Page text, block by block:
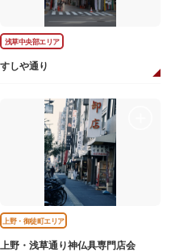
浅草中央部エリア
すしや通り
上野・御徒町エリア
上野・浅草通り神仏具専門店会